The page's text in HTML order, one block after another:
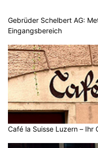
Gebrüder Schelbert AG:
Eingangsbereich
Café la Suisse Luzern – Ihr